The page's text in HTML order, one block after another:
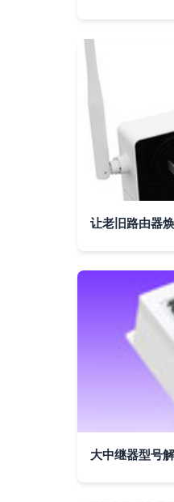
大中继器型号